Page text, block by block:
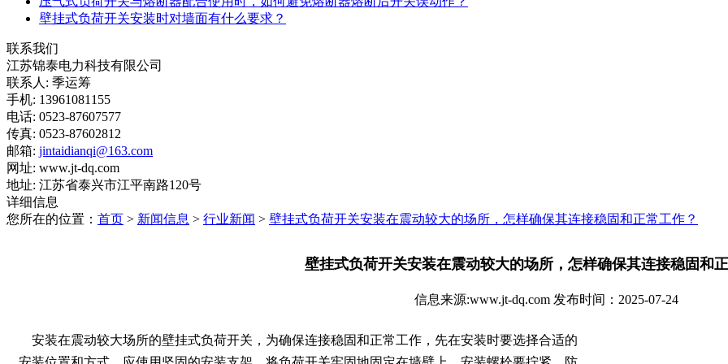
壁挂式负荷开关安装时对墙面有什么要求？
联系我们
江苏锦泰电力科技有限公司
联系人: 季运筹
手机: 13961081155
电话: 0523-87607577
传真: 0523-87602812
邮箱: jintaidianqi@163.com
网址: www.jt-dq.com
地址: 江苏省泰兴市江平南路120号
详细信息
您所在的位置： 首页 > 新闻信息 > 行业新闻 > 壁挂式负荷开关安装在震动较大的场所，怎样确保其连接稳固和正常工作？
壁挂式负荷开关安装在震动较大的场所，怎样确保其连接稳固和
信息来源:www.jt-dq.com 发布时间：2025-07-24
安装在震动较大场所的壁挂式负荷开关，为确保连接稳固和正常工作，先在安装时要选择合适的